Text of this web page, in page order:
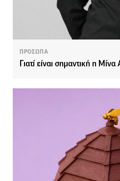
ΠΡΟΣΩΠΑ
Γιατί είναι σημαντική η